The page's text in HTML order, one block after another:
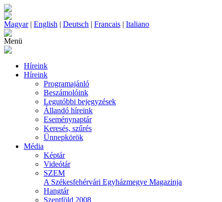
Magyar| English | Deutsch | Francais | Italiano
Menü
Híreink
Híreink
Programajánló
Beszámolóink
Legutóbbi bejegyzések
Állandó híreink
Eseménynaptár
Keresés, szűrés
Ünnepkörök
Média
Képtár
Videótár
SZEM
A Székesfehérvári Egyházmegye Magazinja
Hangtár
Szentföld 2008